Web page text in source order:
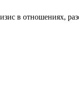
в отношениях,